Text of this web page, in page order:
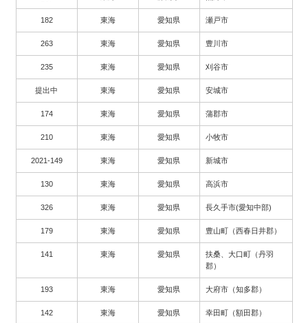
182 東海 愛知県 瀬戸市
263 東海 愛知県 豊川市
235 東海 愛知県 刈谷市
提出中 東海 愛知県 安城市
174 東海 愛知県 蒲郡市
210 東海 愛知県 小牧市
2021-149 東海 愛知県 新城市
130 東海 愛知県 高浜市
326 東海 愛知県 長久手市(愛知中部)
179 東海 愛知県 豊山町（西春日井郡）
141 東海 愛知県
扶桑、大口町（丹羽
郡）
193 東海 愛知県 大府市（知多郡）
142 東海 愛知県 幸田町（額田郡）